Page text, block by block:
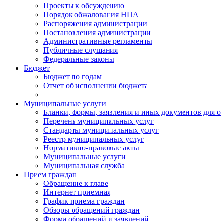
Проекты к обсуждению
Порядок обжалования НПА
Распоряжения администрации
Постановления администрации
Административные регламенты
Публичные слушания
Федеральные законы
Бюджет
Бюджет по годам
Отчет об исполнении бюджета
Муниципальные услуги
Бланки, формы, заявления и иных документов для
Перечень муниципальных услуг
Стандарты муниципальных услуг
Реестр муниципальных услуг
Нормативно-правовые акты
Муниципальные услуги
Муниципальная служба
Прием граждан
Обращение к главе
Интернет приемная
График приема граждан
Обзоры обращений граждан
Форма обращений и заявлений